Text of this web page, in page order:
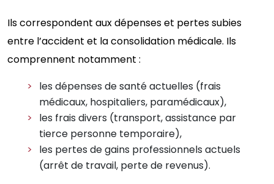
Ils correspondent aux dépenses et pertes subies
entre l’accident et la consolidation médicale. Ils
comprennent notamment :
les dépenses de santé actuelles (frais
médicaux, hospitaliers, paramédicaux),
les frais divers (transport, assistance par
tierce personne temporaire),
les pertes de gains professionnels actuels
(arrêt de travail, perte de revenus).